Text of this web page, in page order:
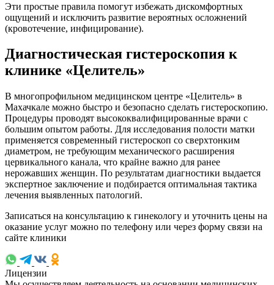
Эти простые правила помогут избежать дискомфортных
ощущений и исключить развитие вероятных осложнений
(кровотечение, инфицирование).
Диагностическая гистероскопия к
клинике «Целитель»
В многопрофильном медицинском центре «Целитель» в
Махачкале можно быстро и безопасно сделать гистероскопию.
Процедуры проводят высококвалифицированные врачи с
большим опытом работы. Для исследования полости матки
применяется современный гистероскоп со сверхтонким
диаметром, не требующим механического расширения
цервикального канала, что крайне важно для ранее
нерожавших женщин. По результатам диагностики выдается
экспертное заключение и подбирается оптимальная тактика
лечения выявленных патологий.
Записаться на консультацию к гинекологу и уточнить цены на
оказание услуг можно по телефону или через форму связи на
сайте клиники
Лицензии